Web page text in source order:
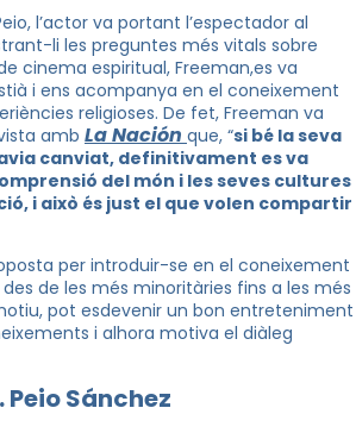
l’actor va portant l’espectador al
li les preguntes més vitals sobre
cinema espiritual, Freeman,es va
i ens acompanya en el coneixement
religioses. De fet, Freeman va
amb La Nación que, “si bé la seva
canviat, definitivament es va
del món i les seves cultures
i això és just el que volen compartir
per introduir-se en el coneixement
de les més minoritàries fins a les més
pot esdevenir un bon entreteniment
i alhora motiva el diàleg
Sánchez